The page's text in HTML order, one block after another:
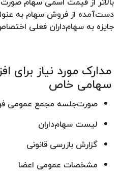
‌دست‌آمده از فروش سهام به
جایزه به سهام‌داران فعلی
مدارک مورد نیاز
سهامی خاص
صورت‌جلسه مجمع عمومی
لیست سهام‌داران
گزارش بازرسی قانونی
مشخصات عمومی اعضا